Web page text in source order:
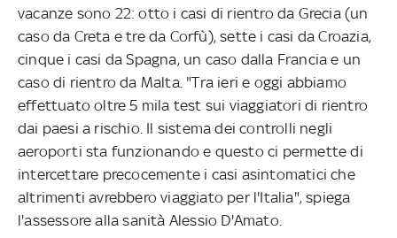
vacanze sono 22: otto i casi di rientro da Grecia (un
caso da Creta e tre da Corfù), sette i casi da Croazia,
cinque i casi da Spagna, un caso dalla Francia e un
caso di rientro da Malta. "Tra ieri e oggi abbiamo
effettuato oltre 5 mila test sui viaggiatori di rientro
dai paesi a rischio. Il sistema dei controlli negli
aeroporti sta funzionando e questo ci permette di
intercettare precocemente i casi asintomatici che
altrimenti avrebbero viaggiato per l'Italia", spiega
l'assessore alla sanità Alessio D'Amato.